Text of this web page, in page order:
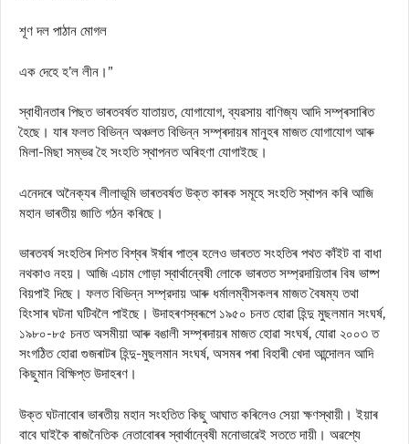
শূণ দল পাঠান মোগল
এক দেহে হ’ল লীন।”
স্বাধীনতাৰ পিছত ভাৰতবৰ্ষত যাতায়ত, যোগাযোগ, ব্যৱসায় বাণিজ্য আদি সম্প্ৰসাৰিত
হৈছে। যাৰ ফলত বিভিন্ন অঞ্চলত বিভিন্ন সম্প্ৰদায়ৰ মানুহৰ মাজত যোগাযোগ আৰু
মিলা-মিছা সম্ভৱ হৈ সংহতি স্থাপনত অৰিহণা যোগাইছে।
এনেদৰে অনৈক্যৰ লীলাভূমি ভাৰতবৰ্ষত উক্ত কাৰক সমূহে সংহতি স্থাপন কৰি আজি
মহান ভাৰতীয় জাতি গঠন কৰিছে।
ভাৰতবৰ্ষ সংহতিৰ দিশত বিশ্বৰ ঈর্ষাৰ পাত্ৰ হলেও ভাৰতত সংহতিৰ পথত কাঁইট বা বাধা
নথকাও নহয়। আজি এচাম গোড়া স্বার্থান্বেষী লোকে ভাৰতত সম্প্রদায়িতাৰ বিষ ভাষ্প
বিয়পাই দিছে। ফলত বিভিন্ন সম্প্রদায় আৰু ধর্মালম্বীসকলৰ মাজত বৈষম্য তথা
হিংসাৰ ঘটনা ঘটিবলৈ পাইছে। উদাহৰণস্বৰূপে ১৯৫০ চনত হোৱা হিন্দু মুছলমান সংঘর্ষ,
১৯৮০-৮৫ চনত অসমীয়া আৰু বঙালী সম্প্ৰদায়ৰ মাজত হোৱা সংঘর্ষ, যোৱা ২০০৩ ত
সংগঠিত হোৱা গুজৰাটৰ হিন্দু-মুছলমান সংঘর্ষ, অসমৰ পৰা বিহাৰী খেদা আন্দোলন আদি
কিছুমান বিক্ষিপ্ত উদাহৰণ।
উক্ত ঘটনাবোৰ ভাৰতীয় মহান সংহতিত কিছু আঘাত কৰিলেও সেয়া ক্ষণস্থায়ী। ইয়াৰ
বাবে ঘাইকৈ ৰাজনৈতিক নেতাবোৰৰ স্বার্থান্বেষী মনোভাৱেই সততে দায়ী। অৱশ্যে